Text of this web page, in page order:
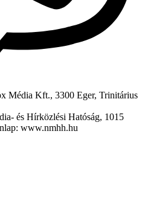
Média Kft., 3300 Eger, Trinitárius
és Hírközlési Hatóság, 1015
www.nmhh.hu